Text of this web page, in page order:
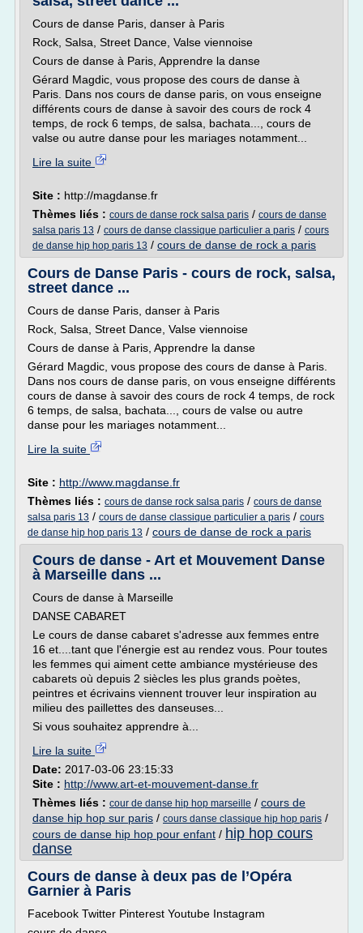
Cours de danse Paris, danser à Paris
Rock, Salsa, Street Dance, Valse viennoise
Cours de danse à Paris, Apprendre la danse
Gérard Magdic, vous propose des cours de danse à
Paris. Dans nos cours de danse paris, on vous enseigne
différents cours de danse à savoir des cours de rock 4
temps, de rock 6 temps, de salsa, bachata..., cours de
valse ou autre danse pour les mariages notamment...
Lire la suite
Site : http://magdanse.fr
Thèmes liés : cours de danse rock salsa paris / cours de danse
salsa paris 13 / cours de danse classique particulier a paris / cours
de danse hip hop paris 13 / cours de danse de rock a paris
Cours de Danse Paris - cours de rock, salsa,
street dance ...
Cours de danse Paris, danser à Paris
Rock, Salsa, Street Dance, Valse viennoise
Cours de danse à Paris, Apprendre la danse
Gérard Magdic, vous propose des cours de danse à Paris.
Dans nos cours de danse paris, on vous enseigne différents
cours de danse à savoir des cours de rock 4 temps, de rock
6 temps, de salsa, bachata..., cours de valse ou autre
danse pour les mariages notamment...
Lire la suite
Site : http://www.magdanse.fr
Thèmes liés : cours de danse rock salsa paris / cours de danse
salsa paris 13 / cours de danse classique particulier a paris / cours
de danse hip hop paris 13 / cours de danse de rock a paris
Cours de danse - Art et Mouvement Danse
à Marseille dans ...
Cours de danse à Marseille
DANSE CABARET
Le cours de danse cabaret s'adresse aux femmes entre
16 et....tant que l'énergie est au rendez vous. Pour toutes
les femmes qui aiment cette ambiance mystérieuse des
cabarets où depuis 2 siècles les plus grands poètes,
peintres et écrivains viennent trouver leur inspiration au
milieu des paillettes des danseuses...
Si vous souhaitez apprendre à...
Lire la suite
Date: 2017-03-06 23:15:33
Site : http://www.art-et-mouvement-danse.fr
Thèmes liés : cour de danse hip hop marseille / cours de
danse hip hop sur paris / cours danse classique hip hop paris /
cours de danse hip hop pour enfant / hip hop cours
danse
Cours de danse à deux pas de l’Opéra
Garnier à Paris
Facebook Twitter Pinterest Youtube Instagram